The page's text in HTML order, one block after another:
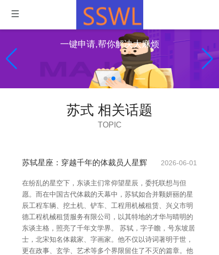
一键申请,帮你解决大麻烦
苏式 相关话题
TOPIC
苏轼星座：穿越千年的体裁员人星辉 2026-06-01
在纷乱的星空下，东谈主们常仰望星辰，委托联想与但
愿。而在中国古代体裁的天幕中，苏轼如合并颗妍丽的星
辰工程车辆、挖土机、铲车、工程用机械租赁、兴义市明
德工程机械租赁服务有限公司，以其特地的才华与晴明的
东谈主格，照亮了千年文学界。 苏轼，字子瞻，号东坡居
士，北宋知名体裁家、字画家。他不仅以诗词著明于世，
更在政事、玄学、艺术等多个界限留住了不灭的篇章。他